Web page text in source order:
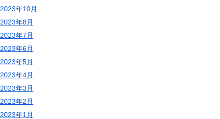
2023年10月
2023年8月
2023年7月
2023年6月
2023年5月
2023年4月
2023年3月
2023年2月
2023年1月